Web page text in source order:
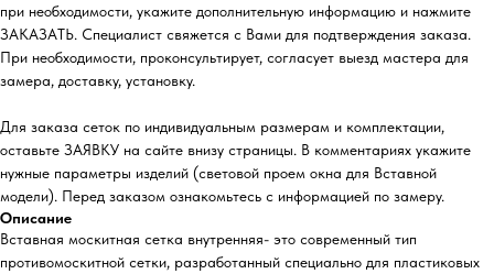
при необходимости, укажите дополнительную информацию и нажмите
ЗАКАЗАТЬ. Специалист свяжется с Вами для подтверждения заказа.
При необходимости, проконсультирует, согласует выезд мастера для
замера, доставку, установку.
Для заказа сеток по индивидуальным размерам и комплектации,
оставьте ЗАЯВКУ на сайте внизу страницы. В комментариях укажите
нужные параметры изделий (световой проем окна для Вставной
модели). Перед заказом ознакомьтесь с информацией по замеру.
Описание
Вставная москитная сетка внутренняя- это современный тип
противомоскитной сетки, разработанный специально для пластиковых